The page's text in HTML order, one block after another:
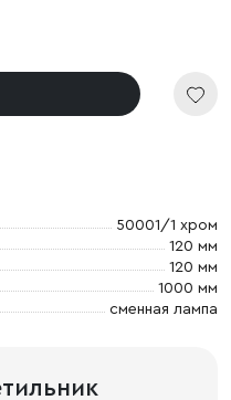
50001/1 хром
120 мм
120 мм
1000 мм
сменная лампа